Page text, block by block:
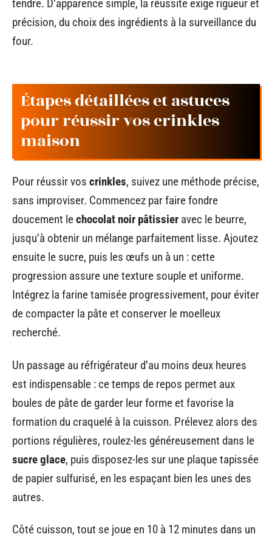
tendre. D’apparence simple, la réussite exige rigueur et
précision, du choix des ingrédients à la surveillance du
four.
Étapes détaillées et astuces
pour réussir vos crinkles
maison
Pour réussir vos crinkles, suivez une méthode précise,
sans improviser. Commencez par faire fondre
doucement lechocolat noir pâtissier avec le beurre,
jusqu’à obtenir un mélange parfaitement lisse. Ajoutez
ensuite le sucre, puis les œufs un à un : cette
progression assure une texture souple et uniforme.
Intégrez la farine tamisée progressivement, pour éviter
de compacter la pâte et conserver le moelleux
recherché.
Un passage au réfrigérateur d’au moins deux heures
est indispensable : ce temps de repos permet aux
boules de pâte de garder leur forme et favorise la
formation du craquelé à la cuisson. Prélevez alors des
portions régulières, roulez-les généreusement dans le
sucre glace, puis disposez-les sur une plaque tapissée
de papier sulfurisé, en les espaçant bien les unes des
autres.
Côté cuisson, tout se joue en 10 à 12 minutes dans un